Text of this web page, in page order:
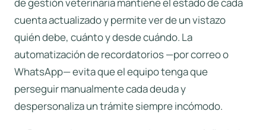
de gestión veterinariamantiene el estado de cada
cuenta actualizado y permite ver de un vistazo
quién debe, cuánto y desde cuándo. La
automatización de recordatorios —por correo o
WhatsApp— evita que el equipo tenga que
perseguir manualmente cada deuda y
despersonaliza un trámite siempre incómodo.